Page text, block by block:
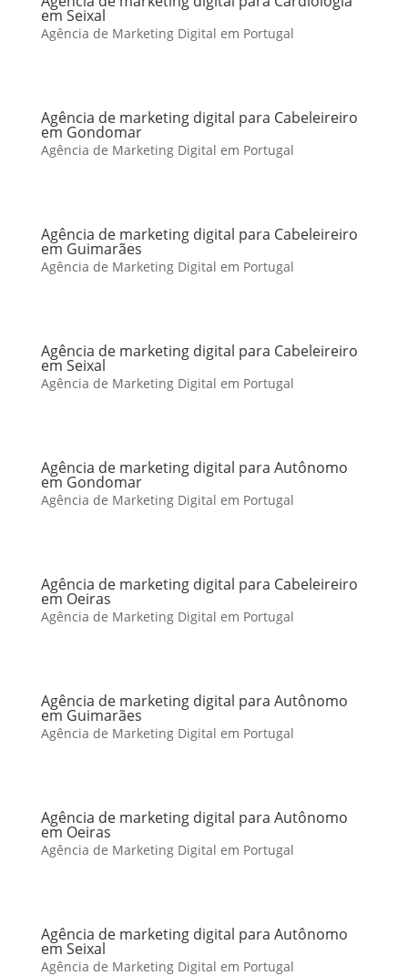
em Seixal
Agência de Marketing Digital em Portugal
Agência de marketing digital para Cabeleireiro
em Gondomar
Agência de Marketing Digital em Portugal
Agência de marketing digital para Cabeleireiro
em Guimarães
Agência de Marketing Digital em Portugal
Agência de marketing digital para Cabeleireiro
em Seixal
Agência de Marketing Digital em Portugal
Agência de marketing digital para Autônomo
em Gondomar
Agência de Marketing Digital em Portugal
Agência de marketing digital para Cabeleireiro
em Oeiras
Agência de Marketing Digital em Portugal
Agência de marketing digital para Autônomo
em Guimarães
Agência de Marketing Digital em Portugal
Agência de marketing digital para Autônomo
em Oeiras
Agência de Marketing Digital em Portugal
Agência de marketing digital para Autônomo
em Seixal
Agência de Marketing Digital em Portugal